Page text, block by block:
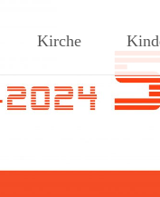
Dorf
Kirche